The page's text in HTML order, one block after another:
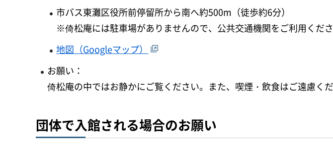
市バス東灘区役所前停留所から南へ約500m（徒歩約6分）
※倚松庵には駐車場がありませんので、公共交通機関をご利用くださ
地図（Googleマップ）
お願い：
倚松庵の中ではお静かにご覧ください。また、喫煙・飲食はご遠慮くだ
団体で入館される場合のお願い